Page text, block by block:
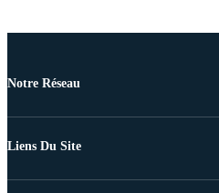
Notre Réseau
Liens Du Site